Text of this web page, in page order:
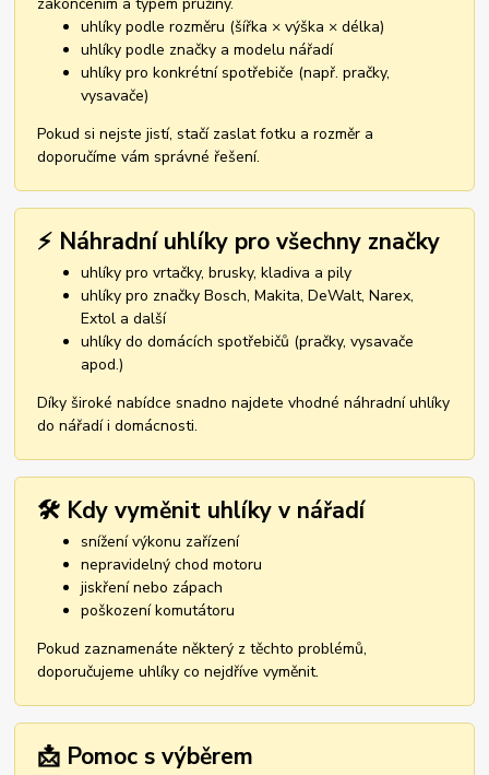
uhlíky podle rozměru (šířka × výška × délka)
uhlíky podle značky a modelu nářadí
uhlíky pro konkrétní spotřebiče (např. pračky,
vysavače)
Pokud si nejste jistí, stačí zaslat fotku a rozměr a
doporučíme vám správné řešení.
⚡ Náhradní uhlíky pro všechny značky
uhlíky pro vrtačky, brusky, kladiva a pily
uhlíky pro značky Bosch, Makita, DeWalt, Narex,
Extol a další
uhlíky do domácích spotřebičů (pračky, vysavače
apod.)
Díky široké nabídce snadno najdete vhodné náhradní uhlíky
do nářadí i domácnosti.
🛠️ Kdy vyměnit uhlíky v nářadí
snížení výkonu zařízení
nepravidelný chod motoru
jiskření nebo zápach
poškození komutátoru
Pokud zaznamenáte některý z těchto problémů,
doporučujeme uhlíky co nejdříve vyměnit.
📩 Pomoc s výběrem